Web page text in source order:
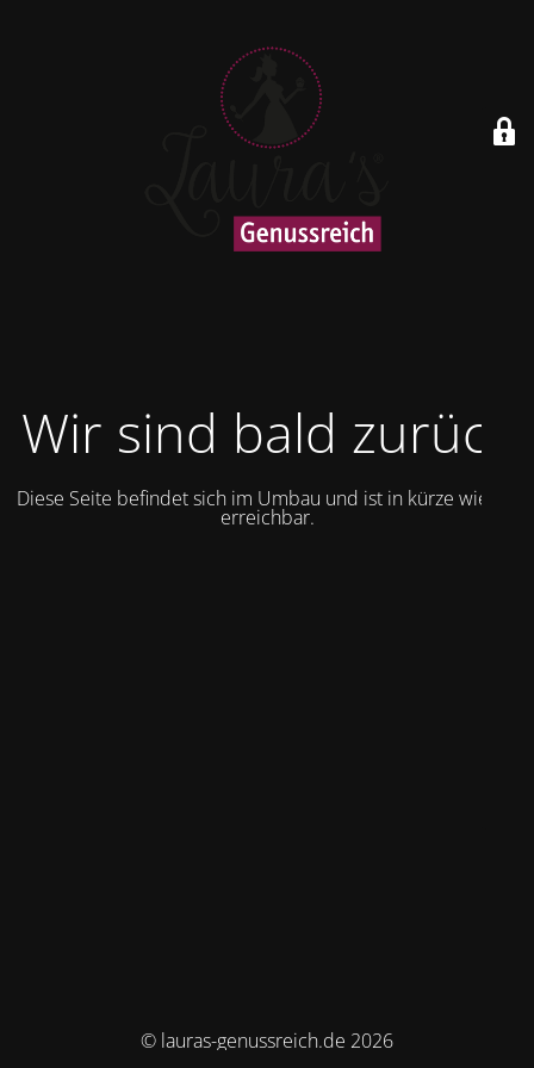
Wir sind bald zurück
Diese Seite befindet sich im Umbau und ist in kürze wieder
erreichbar.
© lauras-genussreich.de 2026